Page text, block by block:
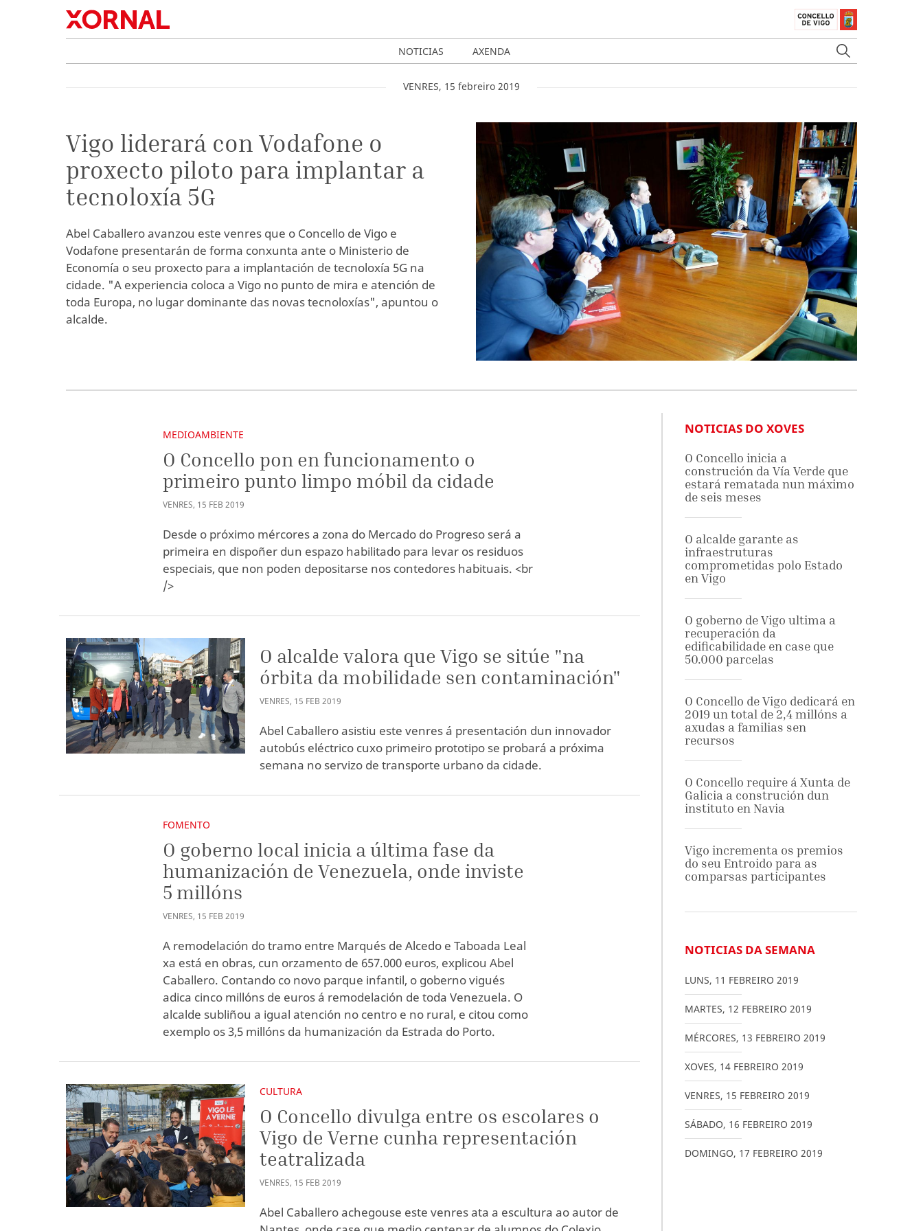
NOTICIAS AXENDA
VENRES, 15 febreiro 2019
Vigo liderará con Vodafone o
proxecto piloto para implantar a
tecnoloxía 5G
Abel Caballero avanzou este venres que o Concello de Vigo e
Vodafone presentarán de forma conxunta ante o Ministerio de
Economía o seu proxecto para a implantación de tecnoloxía 5G na
cidade. "A experiencia coloca a Vigo no punto de mira e atención de
toda Europa, no lugar dominante das novas tecnoloxías", apuntou o
alcalde.
MEDIOAMBIENTE
O Concello pon en funcionamento o
primeiro punto limpo móbil da cidade
VENRES, 15 FEB 2019
Desde o próximo mércores a zona do Mercado do Progreso será a
primeira en dispoñer dun espazo habilitado para levar os residuos
especiais, que non poden depositarse nos contedores habituais. <br
/>
O alcalde valora que Vigo se sitúe "na
órbita da mobilidade sen contaminación"
VENRES, 15 FEB 2019
Abel Caballero asistiu este venres á presentación dun innovador
autobús eléctrico cuxo primeiro prototipo se probará a próxima
semana no servizo de transporte urbano da cidade.
FOMENTO
O goberno local inicia a última fase da
humanización de Venezuela, onde inviste
5 millóns
VENRES, 15 FEB 2019
A remodelación do tramo entre Marqués de Alcedo e Taboada Leal
xa está en obras, cun orzamento de 657.000 euros, explicou Abel
Caballero. Contando co novo parque infantil, o goberno vigués
adica cinco millóns de euros á remodelación de toda Venezuela. O
alcalde subliñou a igual atención no centro e no rural, e citou como
exemplo os 3,5 millóns da humanización da Estrada do Porto.
CULTURA
O Concello divulga entre os escolares o
Vigo de Verne cunha representación
teatralizada
VENRES, 15 FEB 2019
Abel Caballero achegouse este venres ata a escultura ao autor de
NOTICIAS DO XOVES
O Concello inicia a
construción da Vía Verde que
estará rematada nun máximo
de seis meses
O alcalde garante as
infraestruturas
comprometidas polo Estado
en Vigo
O goberno de Vigo ultima a
recuperación da
edificabilidade en case que
50.000 parcelas
O Concello de Vigo dedicará en
2019 un total de 2,4 millóns a
axudas a familias sen
recursos
O Concello require á Xunta de
Galicia a construción dun
instituto en Navia
Vigo incrementa os premios
do seu Entroido para as
comparsas participantes
NOTICIAS DA SEMANA
LUNS, 11 FEBREIRO 2019
MARTES, 12 FEBREIRO 2019
MÉRCORES, 13 FEBREIRO 2019
XOVES, 14 FEBREIRO 2019
VENRES, 15 FEBREIRO 2019
SÁBADO, 16 FEBREIRO 2019
DOMINGO, 17 FEBREIRO 2019